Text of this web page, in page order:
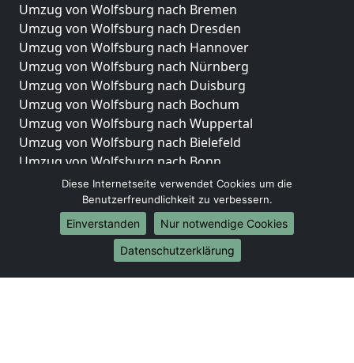
Umzug von Wolfsburg nach Bremen
Umzug von Wolfsburg nach Dresden
Umzug von Wolfsburg nach Hannover
Umzug von Wolfsburg nach Nürnberg
Umzug von Wolfsburg nach Duisburg
Umzug von Wolfsburg nach Bochum
Umzug von Wolfsburg nach Wuppertal
Umzug von Wolfsburg nach Bielefeld
Umzug von Wolfsburg nach Bonn
Umzug von Wolfsburg nach Münster
Internationale-Umzüge
Umzug von Wolfsburg nach Brasilien
Umzug von Wolfsburg nach Brasilien
Umzug von Wolfsburg nach Brunei Darussalam
Diese Internetseite verwendet Cookies um die
Benutzerfreundlichkeit zu verbessern.
Einverstanden
Nur notwendige Cookies
Datenschutzerklärung